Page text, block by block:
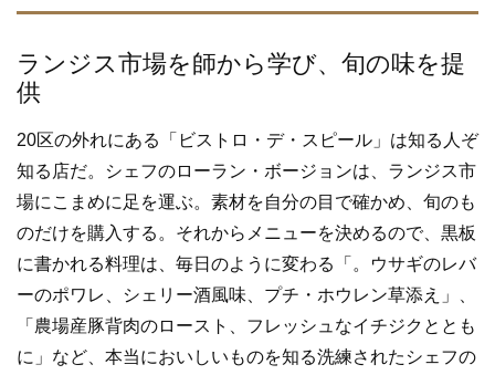
ランジス市場を師から学び、旬の味を提
供
20区の外れにある「ビストロ・デ・スピール」は知る人ぞ
知る店だ。シェフのローラン・ボージョンは、ランジス市
場にこまめに足を運ぶ。素材を自分の目で確かめ、旬のも
のだけを購入する。それからメニューを決めるので、黒板
に書かれる料理は、毎日のように変わる「。ウサギのレバ
ーのポワレ、シェリー酒風味、プチ・ホウレン草添え」、
「農場産豚背肉のロースト、フレッシュなイチジクととも
に」など、本当においしいものを知る洗練されたシェフの